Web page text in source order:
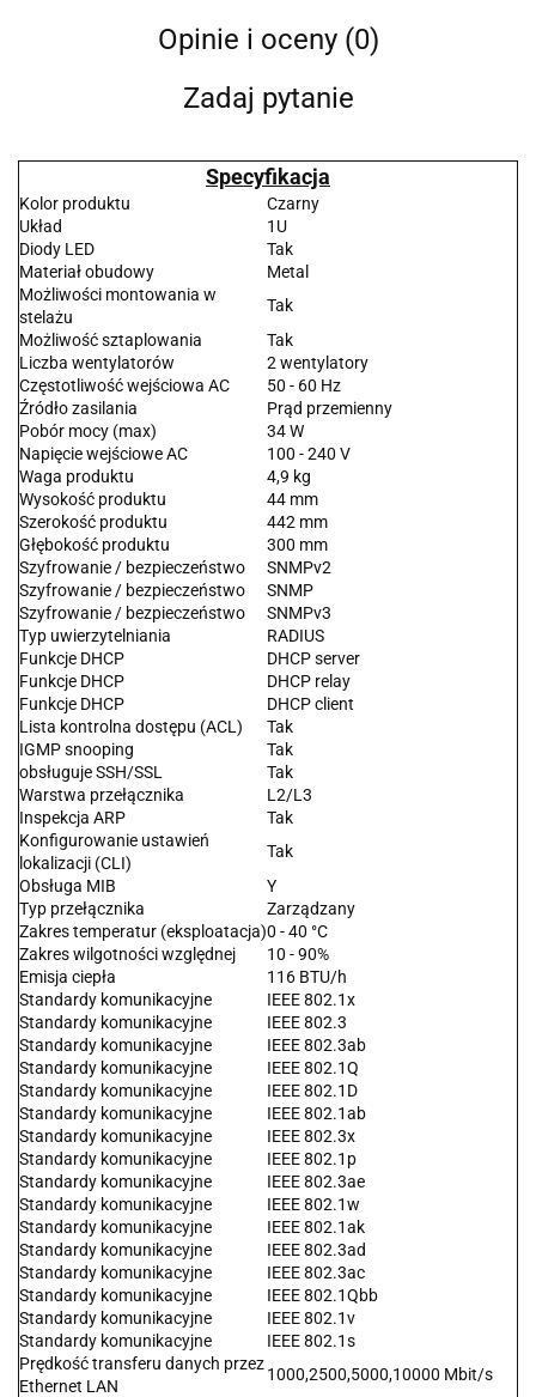
Opinie i oceny (0)
Zadaj pytanie
Specyfikacja
Kolor produktu
Czarny
Układ
1U
Diody LED
Tak
Materiał obudowy
Metal
Możliwości montowania w
stelażu
Tak
Możliwość sztaplowania
Tak
Liczba wentylatorów
2 wentylatory
Częstotliwość wejściowa AC
50 - 60 Hz
Źródło zasilania
Prąd przemienny
Pobór mocy (max)
34 W
Napięcie wejściowe AC
100 - 240 V
Waga produktu
4,9 kg
Wysokość produktu
44 mm
Szerokość produktu
442 mm
Głębokość produktu
300 mm
Szyfrowanie / bezpieczeństwo
SNMPv2
Szyfrowanie / bezpieczeństwo
SNMP
Szyfrowanie / bezpieczeństwo
SNMPv3
Typ uwierzytelniania
RADIUS
Funkcje DHCP
DHCP server
Funkcje DHCP
DHCP relay
Funkcje DHCP
DHCP client
Lista kontrolna dostępu (ACL)
Tak
IGMP snooping
Tak
obsługuje SSH/SSL
Tak
Warstwa przełącznika
L2/L3
Inspekcja ARP
Tak
Konfigurowanie ustawień
lokalizacji (CLI)
Tak
Obsługa MIB
Y
Typ przełącznika
Zarządzany
Zakres temperatur (eksploatacja)0 - 40 °C
Zakres wilgotności względnej
10 - 90%
Emisja ciepła
116 BTU/h
Standardy komunikacyjne
IEEE 802.1x
Standardy komunikacyjne
IEEE 802.3
Standardy komunikacyjne
IEEE 802.3ab
Standardy komunikacyjne
IEEE 802.1Q
Standardy komunikacyjne
IEEE 802.1D
Standardy komunikacyjne
IEEE 802.1ab
Standardy komunikacyjne
IEEE 802.3x
Standardy komunikacyjne
IEEE 802.1p
Standardy komunikacyjne
IEEE 802.3ae
Standardy komunikacyjne
IEEE 802.1w
Standardy komunikacyjne
IEEE 802.1ak
Standardy komunikacyjne
IEEE 802.3ad
Standardy komunikacyjne
IEEE 802.3ac
Standardy komunikacyjne
IEEE 802.1Qbb
Standardy komunikacyjne
IEEE 802.1v
Standardy komunikacyjne
IEEE 802.1s
Prędkość transferu danych przez
Ethernet LAN
1000,2500,5000,10000 Mbit/s